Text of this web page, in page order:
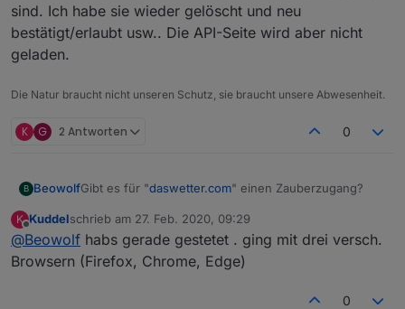
sind. Ich habe sie wieder gelöscht und neu
bestätigt/erlaubt usw.. Die API-Seite wird aber nicht
geladen.
Die Natur braucht nicht unseren Schutz, sie braucht unsere Abwesenheit.
K G 2 Antworten 0
B BeowolfGibt es für "daswetter.com" einen Zauberzugang?
https://www.daswetter.com/api/
Egal was ich mache und welchen Browser ich
versuche, es kommt immer der Hinweis das Cookies
K
Offline
Kuddelschrieb am 27. Feb. 2020, 09:29
zuletzt editiert von
@Beowolf habs gerade gestetet . ging mit drei versch.
Browsern (Firefox, Chrome, Edge)
0